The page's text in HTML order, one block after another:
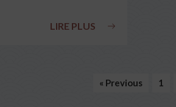
LIRE PLUS
« Previous 1